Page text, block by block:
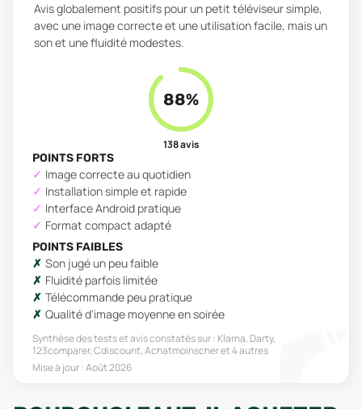
Avis globalement positifs pour un petit téléviseur simple,
avec une image correcte et une utilisation facile, mais un
son et une fluidité modestes.
88%
138avis
POINTS FORTS
Image correcte au quotidien
Installation simple et rapide
Interface Android pratique
Format compact adapté
POINTS FAIBLES
Son jugé un peu faible
Fluidité parfois limitée
Télécommande peu pratique
Qualité d'image moyenne en soirée
Synthèse des tests et avis constatés sur : Klarna, Darty,
123comparer, Cdiscount, Achatmoinscheret 4 autres
Mise à jour :Août 2026